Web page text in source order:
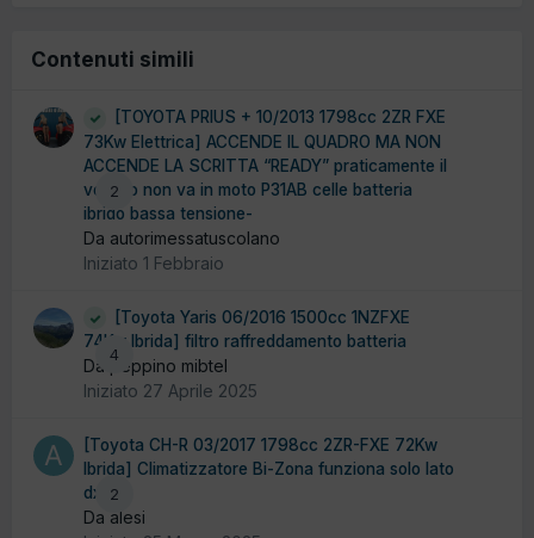
Contenuti simili
2
[TOYOTA PRIUS + 10/2013 1798cc 2ZR FXE
73Kw Elettrica] ACCENDE IL QUADRO MA NON
ACCENDE LA SCRITTA “READY” praticamente il
veicolo non va in moto P31AB celle batteria
ibrido bassa tensione-
Da autorimessatuscolano
Iniziato 1 Febbraio
4
[Toyota Yaris 06/2016 1500cc 1NZFXE
74Kw Ibrida] filtro raffreddamento batteria
Da peppino mibtel
Iniziato 27 Aprile 2025
2
[Toyota CH-R 03/2017 1798cc 2ZR-FXE 72Kw
Ibrida] Climatizzatore Bi-Zona funziona solo lato
dx
Da alesi